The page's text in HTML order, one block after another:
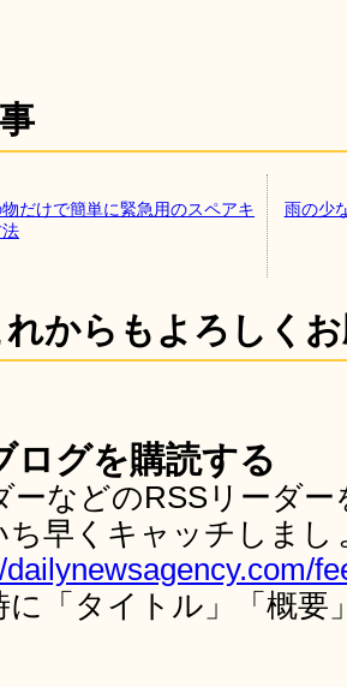
だけで簡単に緊急用のスペアキ
雨の少
からもよろしく
ログを購読する
ーなどのRSSリーダ
ち早くキャッチしま
dailynewsagency.com/
に「タイトル」「概要